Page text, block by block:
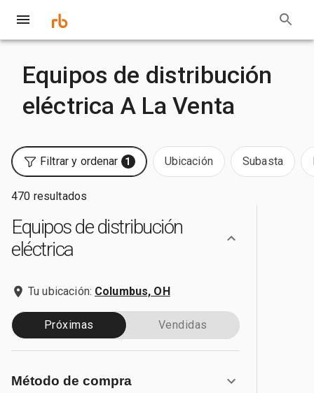
Equipos de distribución
eléctrica A La Venta
Filtrar y ordenar 1 Ubicación Subasta
470 resultados
Equipos de distribución
eléctrica
Tu ubicación: Columbus, OH
Próximas Vendidas
Método de compra